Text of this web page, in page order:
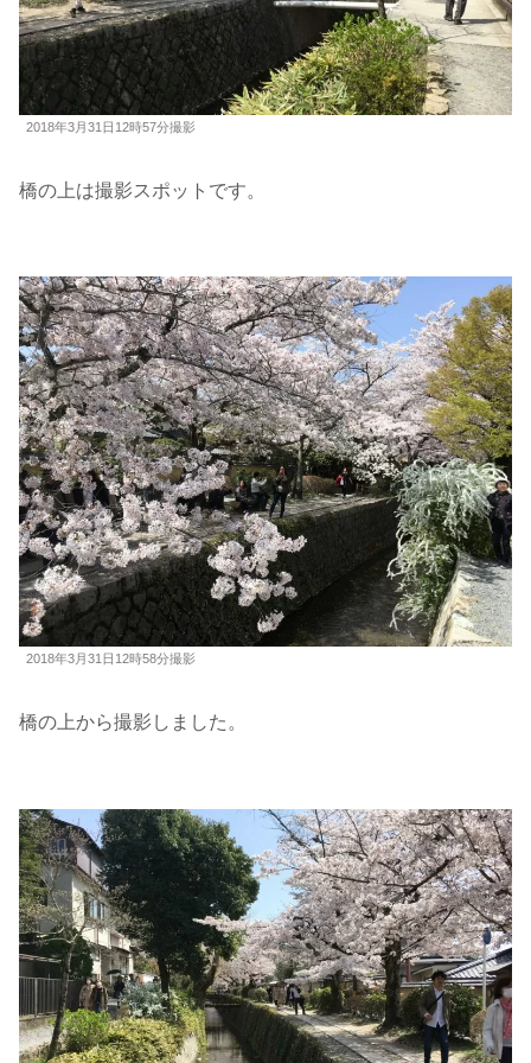
2018年3月31日12時57分撮影
橋の上は撮影スポットです。
2018年3月31日12時58分撮影
橋の上から撮影しました。